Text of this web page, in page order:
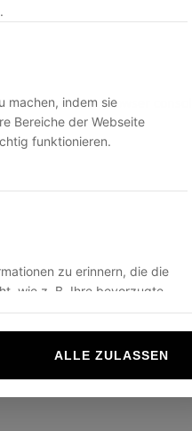
machen, indem sie
Bereiche der Webseite
funktionieren.
zu erinnern, die die
wie z. B. Ihre bevorzugte
ALLE ZULASSEN
(see the browser console